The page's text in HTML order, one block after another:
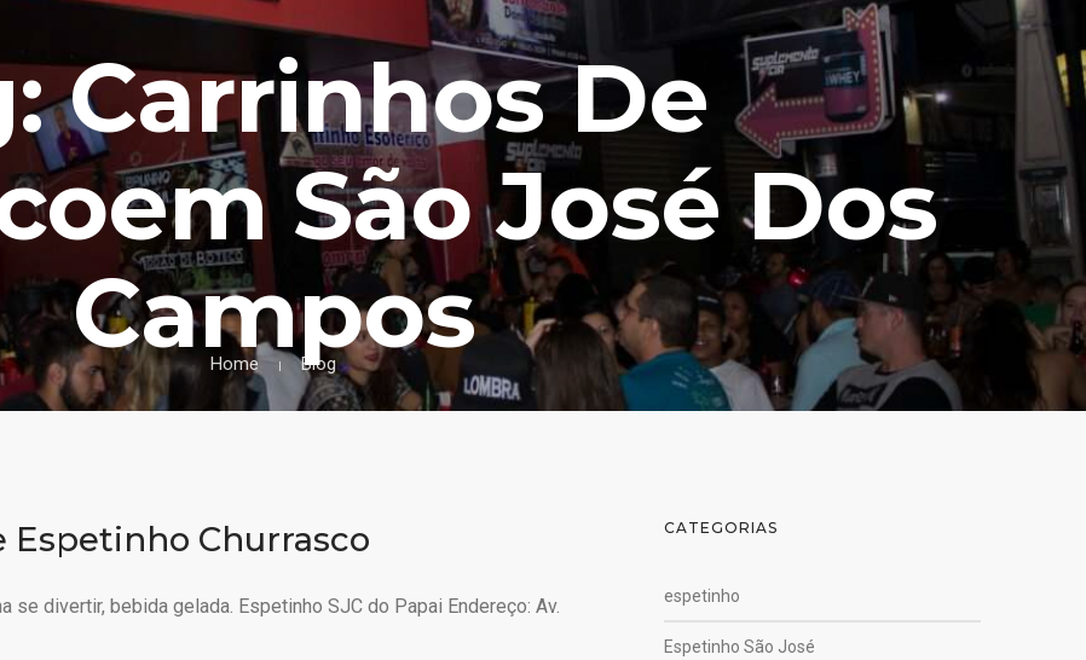
Carrinhos De
São José Dos
Campos
Home Blog
Espetinho Churrasco
se divertir, bebida gelada. Espetinho SJC do Papai Endereço: Av.
CATEGORIAS
espetinho
Espetinho São José